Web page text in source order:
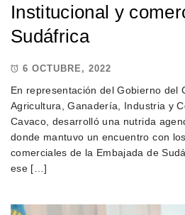
Institucional y
Sudáfrica
6 OCTUBRE, 2022
En representación del Gobierno del
Agricultura, Ganadería, Industria y
Cavaco, desarrolló una nutrida
donde mantuvo un encuentro con
comerciales de la Embajada de
ese […]